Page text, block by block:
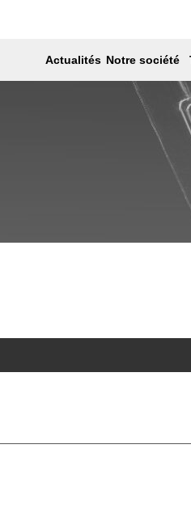
Actualités Notre société